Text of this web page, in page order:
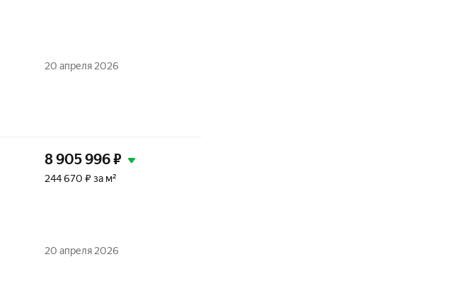
20 апреля 2026
8 905 996₽
244 670 ₽ за м²
20 апреля 2026